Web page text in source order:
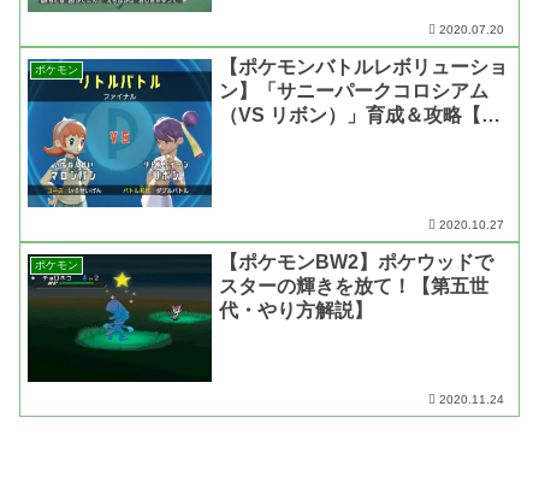
2020.07.20
ポケモン
【ポケモンバトルレボリューショ
ン】「サニーパークコロシアム
（VS リボン）」育成＆攻略【第
2020.10.27
ポケモン
【ポケモンBW2】ポケウッドで
スターの輝きを放て！【第五世
代・やり方解説】
2020.11.24